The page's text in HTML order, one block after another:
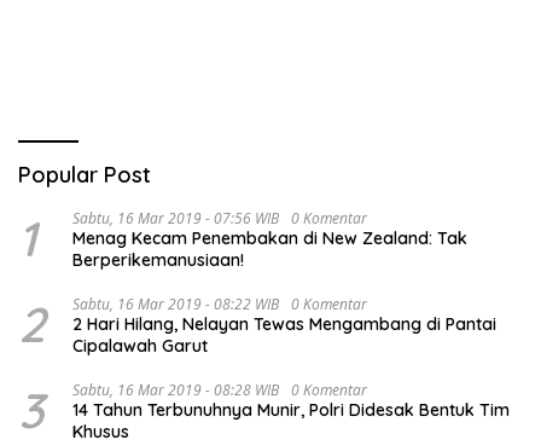
Popular Post
1 Sabtu, 16 Mar 2019 - 07:56 WIB 0 Komentar
Menag Kecam Penembakan di New Zealand: Tak
Berperikemanusiaan!
2 Sabtu, 16 Mar 2019 - 08:22 WIB 0 Komentar
2 Hari Hilang, Nelayan Tewas Mengambang di Pantai
Cipalawah Garut
3 Sabtu, 16 Mar 2019 - 08:28 WIB 0 Komentar
14 Tahun Terbunuhnya Munir, Polri Didesak Bentuk Tim
Khusus